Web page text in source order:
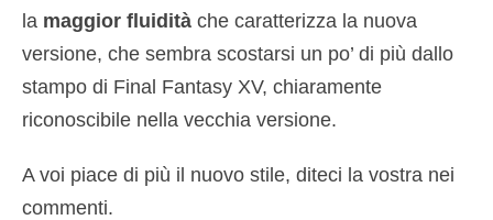
la maggior fluidità che caratterizza la nuova
versione, che sembra scostarsi un po’ di più dallo
stampo di Final Fantasy XV, chiaramente
riconoscibile nella vecchia versione.
A voi piace di più il nuovo stile, diteci la vostra nei
commenti.